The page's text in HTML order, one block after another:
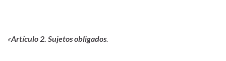
«Artículo 2. Sujetos obligados